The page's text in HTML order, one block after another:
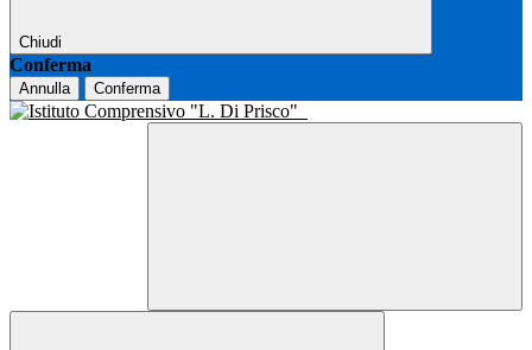
Chiudi
Conferma
Annulla Conferma